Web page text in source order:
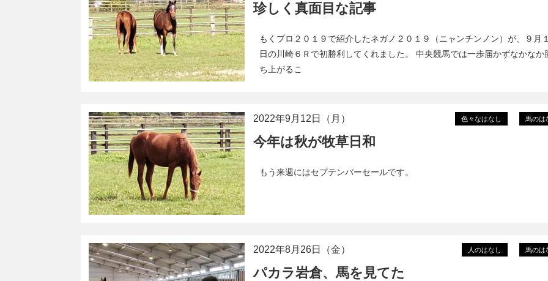
珍しく真面目な記事
もくプロ２０１９で紹介したネガノ２０１９（ニャンチンノン）が、９月
日の川崎６Ｒで初勝利してくれました。 中央競馬では一歩届かずなかなか
ち上がるこ
色々なはなし 馬のは
2022年9月12日（月）
今年は秋が牧草日和
もう来週にはセプテンバーセールです。
人のはなし 馬のは
2022年8月26日（金）
パカラ岩倉、馬を見てた